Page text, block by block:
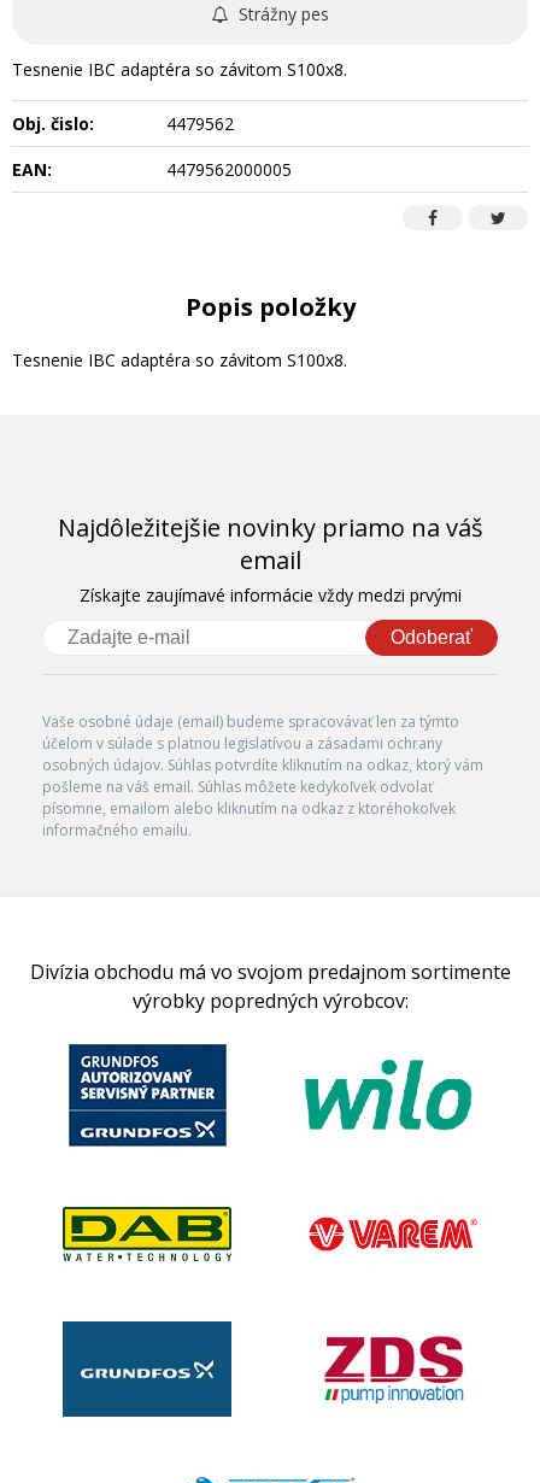
Strážny pes
Tesnenie IBC adaptéra so závitom S100x8.
Obj. čislo:
4479562
EAN:
4479562000005
Popis položky
Tesnenie IBC adaptéra so závitom S100x8.
Najdôležitejšie novinky priamo na váš
email
Získajte zaujímavé informácie vždy medzi prvými
Odoberať
Vaše osobné údaje (email) budeme spracovávať len za týmto
účelom v súlade s platnou legislatívou a zásadami ochrany
osobných údajov. Súhlas potvrdíte kliknutím na odkaz, ktorý vám
pošleme na váš email. Súhlas môžete kedykoľvek odvolať
písomne, emailom alebo kliknutím na odkaz z ktoréhokoľvek
informačného emailu.
Divízia obchodu má vo svojom predajnom sortimente
výrobky popredných výrobcov: